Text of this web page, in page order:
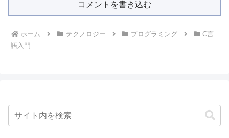
コメントを書き込む
ホーム テクノロジー プログラミング
C言
語入門